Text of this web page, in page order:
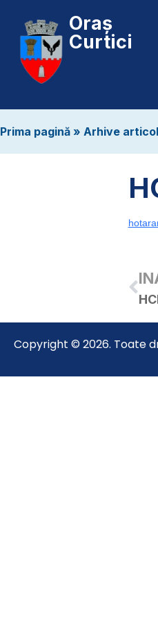
Oraș
Curtici
Prima pagină » Arhive
Copyright © 2026. Toate